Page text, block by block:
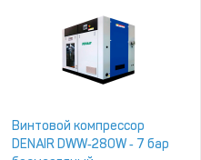
Винтовой компрессор
DENAIR DWW‑280W ‑ 7 бар